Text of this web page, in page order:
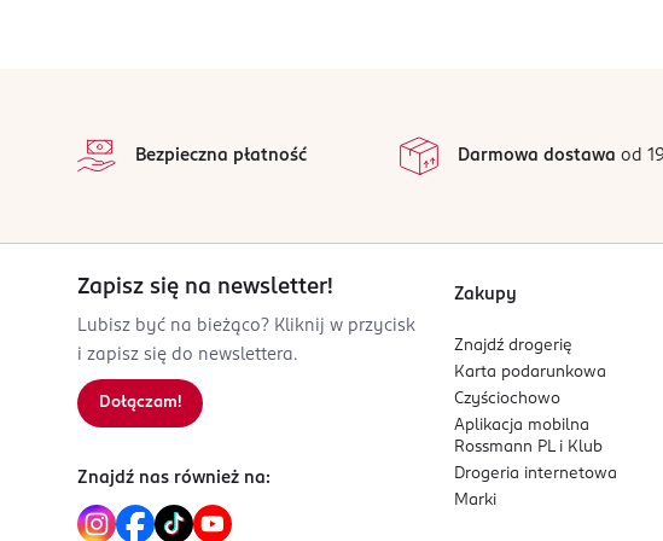
Bezpieczna płatność Darmowa dostawa od
Zapisz się na newsletter!
Lubisz być na bieżąco? Kliknij w przycisk
i zapisz się do newslettera.
Dołączam!
Znajdź nas również na:
Zakupy
Znajdź drogerię
Karta podarunkowa
Czyściochowo
Aplikacja mobilna
Rossmann PL i Klub
Drogeria internetowa
Marki